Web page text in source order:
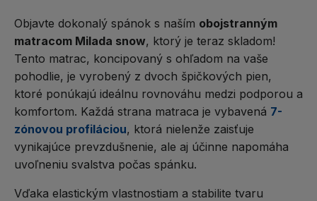
Objavte dokonalý spánok s naším obojstranným
matracom Milada snow, ktorý je teraz skladom!
Tento matrac, koncipovaný s ohľadom na vaše
pohodlie, je vyrobený z dvoch špičkových pien,
ktoré ponúkajú ideálnu rovnováhu medzi podporou a
komfortom. Každá strana matraca je vybavená 7-
zónovou profiláciou, ktorá nielenže zaisťuje
vynikajúce prevzdušnenie, ale aj účinne napomáha
uvoľneniu svalstva počas spánku.
Vďaka elastickým vlastnostiam a stabilite tvaru